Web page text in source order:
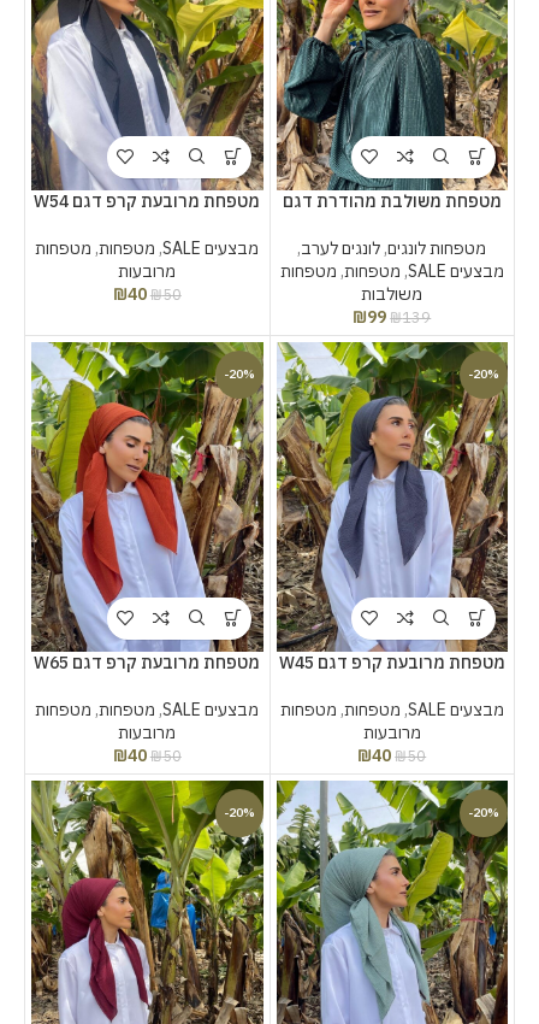
מטפחת משולבת מהודרת דגם
מטפחות לונגים, לונגים לערב,
מבצעים SALE
, מטפחות, מטפחות
משולבות
₪139
₪99
מטפחת מרובעת קרפ דגם W54
מבצעים SALE , מטפחות, מטפחות
מרובעות
₪50
₪40
-20%
מטפחת מרובעת קרפ דגם W45
מבצעים SALE , מטפחות, מטפחות
מרובעות
₪50
₪40
-20%
מטפחת מרובעת קרפ דגם W65
מבצעים SALE , מטפחות, מטפחות
מרובעות
₪50
₪40
-20%
-20%